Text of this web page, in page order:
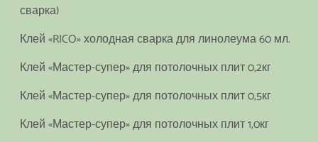
сварка)
Клей «RICO» холодная сварка для линолеума 60 мл.
Клей «Мастер-супер» для потолочных плит 0,2кг
Клей «Мастер-супер» для потолочных плит 0,5кг
Клей «Мастер-супер» для потолочных плит 1,0кг